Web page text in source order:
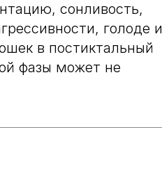
сонливость,
голоде и
в постиктальный
фазы может не